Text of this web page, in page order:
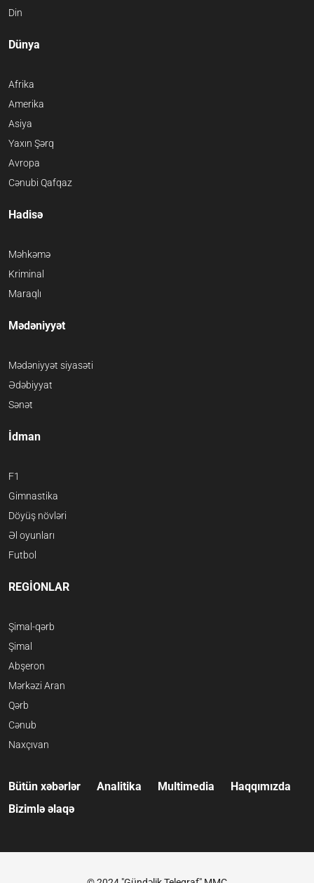
Din
Dünya
Afrika
Amerika
Asiya
Yaxın Şərq
Avropa
Cənubi Qafqaz
Hadisə
Məhkəmə
Kriminal
Maraqlı
Mədəniyyət
Mədəniyyət siyasəti
Ədəbiyyat
Sənət
İdman
F1
Gimnastika
Döyüş növləri
Əl oyunları
Futbol
REGİONLAR
Şimal-qərb
Şimal
Abşeron
Mərkəzi Aran
Qərb
Cənub
Naxçıvan
Bütün xəbərlər Analitika Multimedia
Haqqımızda
Bizimlə əlaqə